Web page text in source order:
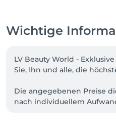
Wichtige
LV Beauty World -
Sie, Ihn und alle, die
Die angegebenen Preise
nach individuellem